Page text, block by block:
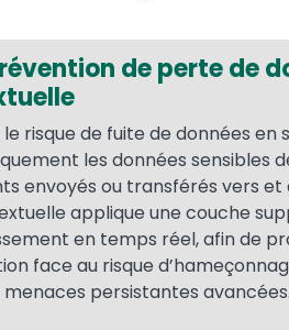
de perte de
risque de fuite de données en
les données sensibles
envoyés ou transférés vers et
applique une couche
en temps réel, afin de
face au risque
persistantes avancées.